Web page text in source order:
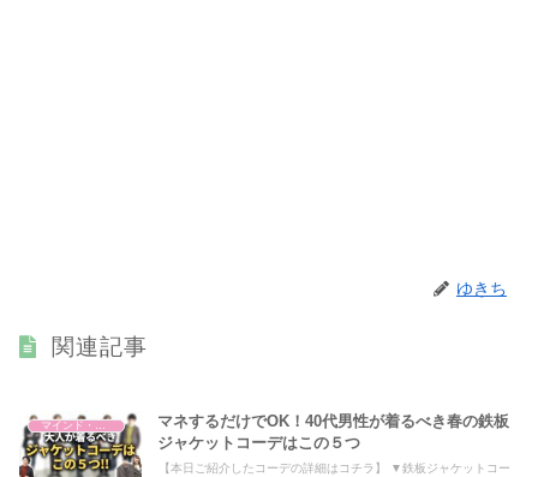
ゆきち
関連記事
マインド・哲学
マネするだけでOK！40代男性が着るべき春の鉄板
ジャケットコーデはこの５つ
【本日ご紹介したコーデの詳細はコチラ】 ▼鉄板ジャケットコー